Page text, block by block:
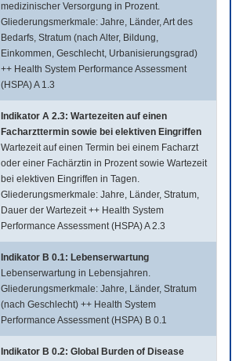
medizinischer Versorgung in Prozent.
Gliederungsmerkmale: Jahre, Länder, Art des
Bedarfs, Stratum (nach Alter, Bildung,
Einkommen, Geschlecht, Urbanisierungsgrad)
++ Health System Performance Assessment
(HSPA) A 1.3
Indikator A 2.3: Wartezeiten auf einen
Facharzttermin sowie bei elektiven Eingriffen
Wartezeit auf einen Termin bei einem Facharzt
oder einer Fachärztin in Prozent sowie Wartezeit
bei elektiven Eingriffen in Tagen.
Gliederungsmerkmale: Jahre, Länder, Stratum,
Dauer der Wartezeit ++ Health System
Performance Assessment (HSPA) A 2.3
Indikator B 0.1: Lebenserwartung
Lebenserwartung in Lebensjahren.
Gliederungsmerkmale: Jahre, Länder, Stratum
(nach Geschlecht) ++ Health System
Performance Assessment (HSPA) B 0.1
Indikator B 0.2: Global Burden of Disease